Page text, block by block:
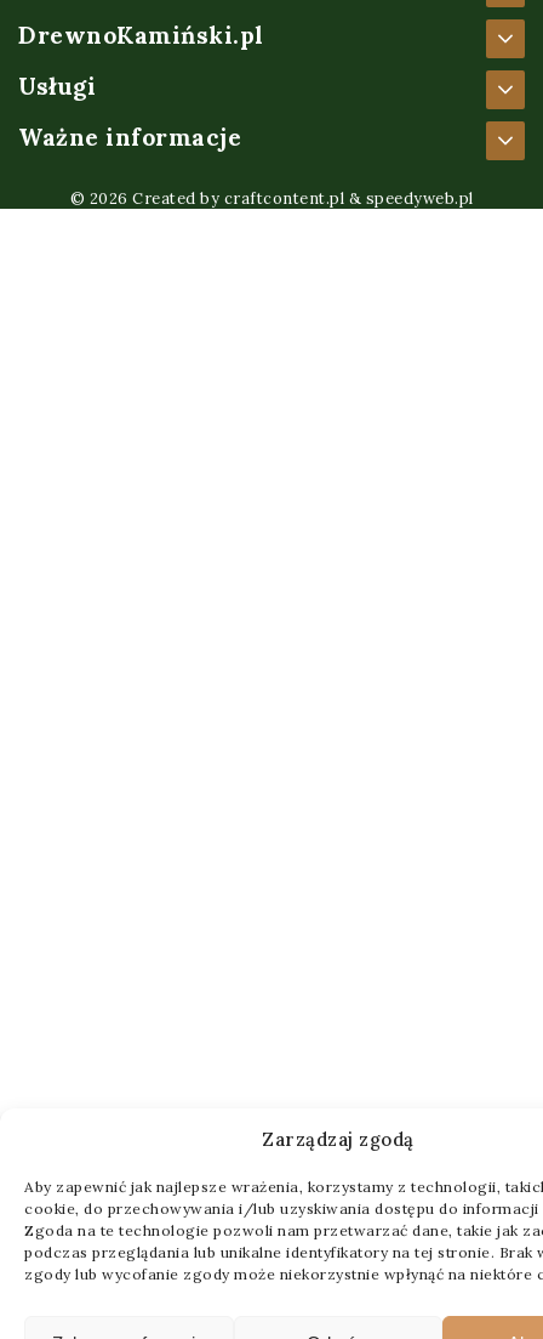
Zarządzaj zgodą
Aby zapewnić jak najlepsze wrażenia, korzystamy z technologii,
cookie, do przechowywania i/lub uzyskiwania dostępu do informacji
Zgoda na te technologie pozwoli nam przetwarzać dane, takie jak
podczas przeglądania lub unikalne identyfikatory na tej stronie. Brak
zgody lub wycofanie zgody może niekorzystnie wpłynąć na niektóre
DrewnoKamiński.pl
Usługi
Ważne informacje
© 2026 Created by craftcontent.pl & speedyweb.pl